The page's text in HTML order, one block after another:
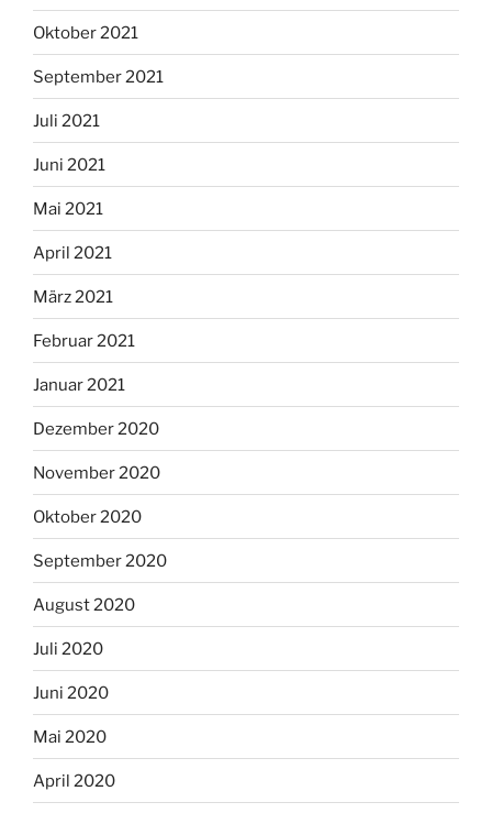
Oktober 2021
September 2021
Juli 2021
Juni 2021
Mai 2021
April 2021
März 2021
Februar 2021
Januar 2021
Dezember 2020
November 2020
Oktober 2020
September 2020
August 2020
Juli 2020
Juni 2020
Mai 2020
April 2020